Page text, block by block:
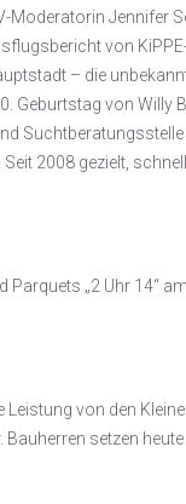
Moderatorin Jennifer
von
– die
Geburtstag von Willy
Suchtberatungsstelle
2008 gezielt,
Parquets „2 Uhr 14“
Leistung von den
setzen